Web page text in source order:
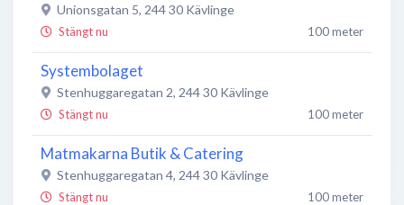
Unionsgatan 5, 244 30 Kävlinge
Stängt nu 100 meter
Systembolaget
Stenhuggaregatan 2, 244 30 Kävlinge
Stängt nu 100 meter
Matmakarna Butik & Catering
Stenhuggaregatan 4, 244 30 Kävlinge
Stängt nu 100 meter